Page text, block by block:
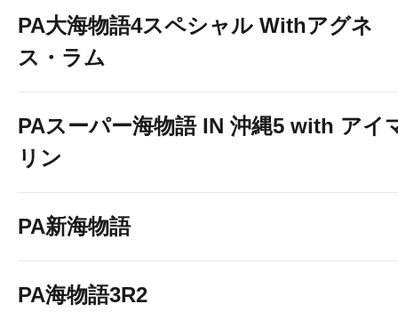
PA大海物語4スペシャル Withアグネ
ス・ラム
PAスーパー海物語 IN 沖縄5 with アイ
リン
PA新海物語
PA海物語3R2